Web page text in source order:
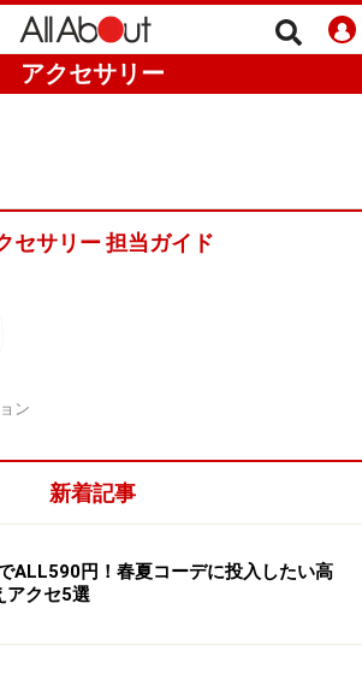
アクセサリー
セサリー 担当ガイド
ン
新着記事
ALL590円！春夏コーデに投入したい高
アクセ5選